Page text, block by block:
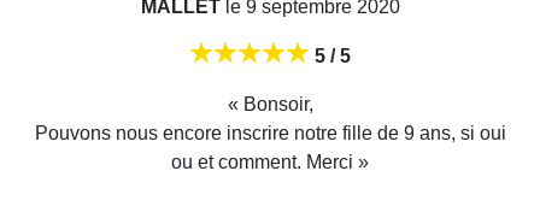
MALLETle 9 septembre 2020
5 / 5
« Bonsoir,
Pouvons nous encore inscrire notre fille de 9 ans, si oui
ou et comment. Merci »